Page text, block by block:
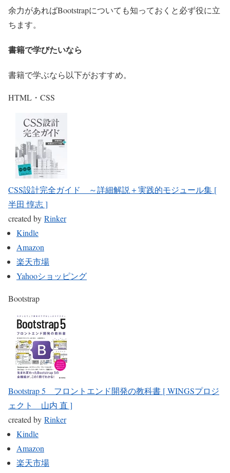
余力があればBootstrapについても知っておくと必ず役に立
ちます。
書籍で学びたいなら
書籍で学ぶなら以下がおすすめ。
HTML・CSS
CSS設計完全ガイド ～詳細解説＋実践的モジュール集 [
半田 惇志 ]
created by Rinker
Kindle
Amazon
楽天市場
Yahooショッピング
Bootstrap
Bootstrap 5 フロントエンド開発の教科書 [ WINGSプロジ
ェクト 山内 直 ]
created by Rinker
Kindle
Amazon
楽天市場